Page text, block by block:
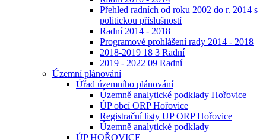
Přehled radních od roku 2002 do r. 2014 s
politickou příslušností
Radní 2014 - 2018
Programové prohlášení rady 2014 - 2018
2018-2019 18 3 Radní
2019 - 2022 09 Radní
Územní plánování
Úřad územního plánování
Územně analytické podklady Hořovice
ÚP obcí ORP Hořovice
Registrační listy UP ORP Hořovice
Územně analytické podklady
ÚP HOŘOVICE